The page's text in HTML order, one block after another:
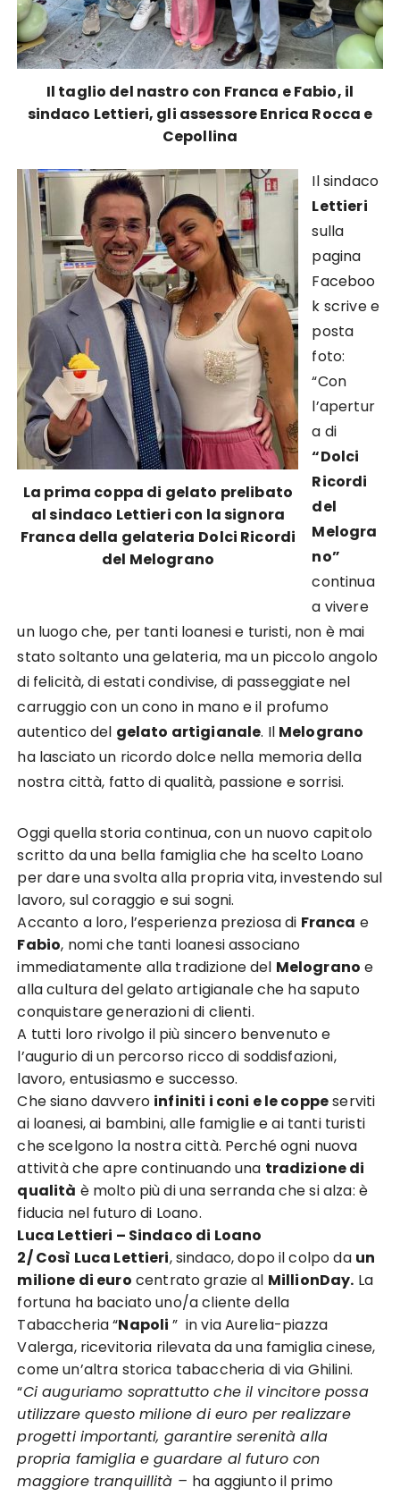
Il taglio del nastro con Franca e Fabio, il
sindaco Lettieri, gli assessore Enrica Rocca e
Cepollina
La prima coppa di gelato prelibato
al sindaco Lettieri con la signora
Franca della gelateria Dolci Ricordi
del Melograno
Il sindaco
Lettieri
sulla
pagina
Faceboo
k scrive e
posta
foto:
“Con
l’apertur
a di
“Dolci
Ricordi
del
Melogra
no”
continua
a vivere
un luogo che, per tanti loanesi e turisti, non è mai
stato soltanto una gelateria, ma un piccolo angolo
di felicità, di estati condivise, di passeggiate nel
carruggio con un cono in mano e il profumo
autentico del gelato artigianale. Il Melograno
ha lasciato un ricordo dolce nella memoria della
nostra città, fatto di qualità, passione e sorrisi.
Oggi quella storia continua, con un nuovo capitolo
scritto da una bella famiglia che ha scelto Loano
per dare una svolta alla propria vita, investendo sul
lavoro, sul coraggio e sui sogni.
Accanto a loro, l’esperienza preziosa di Franca e
Fabio, nomi che tanti loanesi associano
immediatamente alla tradizione del Melograno e
alla cultura del gelato artigianale che ha saputo
conquistare generazioni di clienti.
A tutti loro rivolgo il più sincero benvenuto e
l’augurio di un percorso ricco di soddisfazioni,
lavoro, entusiasmo e successo.
Che siano davvero infiniti i coni e le coppeserviti
ai loanesi, ai bambini, alle famiglie e ai tanti turisti
che scelgono la nostra città. Perché ogni nuova
attività che apre continuando una tradizione di
qualità è molto più di una serranda che si alza: è
fiducia nel futuro di Loano.
Luca Lettieri – Sindaco di Loano
2/ Così Luca Lettieri, sindaco, dopo il colpo da un
milione di euro centrato grazie al MillionDay. La
fortuna ha baciato uno/a cliente della
Tabaccheria “Napoli ” in via Aurelia-piazza
Valerga, ricevitoria rilevata da una famiglia cinese,
come un’altra storica tabaccheria di via Ghilini.
“Ci auguriamo soprattutto che il vincitore possa
utilizzare questo milione di euro per realizzare
progetti importanti, garantire serenità alla
propria famiglia e guardare al futuro con
maggiore tranquillità – ha aggiunto il primo